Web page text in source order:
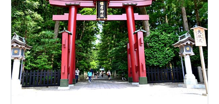
1975年 ラルフ・シューマッハ（独：Ｆ1レーサ
ー）
1985年 相沢早咲（タレント）
1991年 夏帆（モデル）
1987年 KYOHEI（歌手）
フィクション